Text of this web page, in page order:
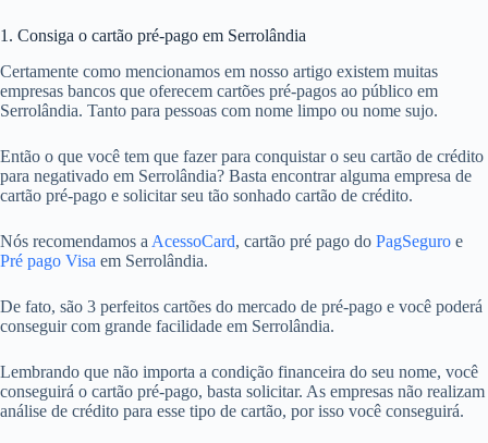
1. Consiga o cartão pré-pago em Serrolândia
Certamente como mencionamos em nosso artigo existem muitas
empresas bancos que oferecem cartões pré-pagos ao público em
Serrolândia. Tanto para pessoas com nome limpo ou nome sujo.
Então o que você tem que fazer para conquistar o seu cartão de crédito
para negativado em Serrolândia? Basta encontrar alguma empresa de
cartão pré-pago e solicitar seu tão sonhado cartão de crédito.
Nós recomendamos a AcessoCard, cartão pré pago do PagSeguro e
Pré pago Visa em Serrolândia.
De fato, são 3 perfeitos cartões do mercado de pré-pago e você poderá
conseguir com grande facilidade em Serrolândia.
Lembrando que não importa a condição financeira do seu nome, você
conseguirá o cartão pré-pago, basta solicitar. As empresas não realizam
análise de crédito para esse tipo de cartão, por isso você conseguirá.